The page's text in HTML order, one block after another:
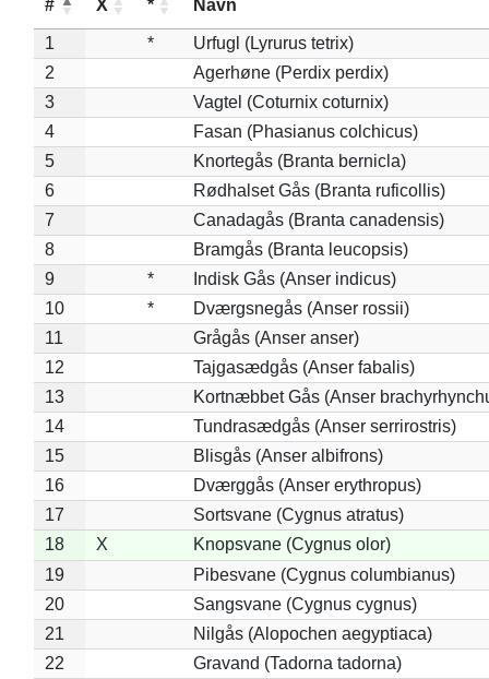
# X * Navn
1 *
Urfugl (Lyrurus tetrix)
2
Agerhøne (Perdix perdix)
3
Vagtel (Coturnix coturnix)
4
Fasan (Phasianus colchicus)
5
Knortegås (Branta bernicla)
6
Rødhalset Gås (Branta ruficollis)
7
Canadagås (Branta canadensis)
8
Bramgås (Branta leucopsis)
9
*
Indisk Gås (Anser indicus)
10
*
Dværgsnegås (Anser rossii)
11
Grågås (Anser anser)
12
Tajgasædgås (Anser fabalis)
13
Kortnæbbet Gås (Anser
14
Tundrasædgås (Anser serrirostris)
15
Blisgås (Anser albifrons)
16
Dværggås (Anser erythropus)
17
Sortsvane (Cygnus atratus)
18
X
Knopsvane (Cygnus olor)
19
Pibesvane (Cygnus columbianus)
20
Sangsvane (Cygnus cygnus)
21
Nilgås (Alopochen aegyptiaca)
22
Gravand (Tadorna tadorna)